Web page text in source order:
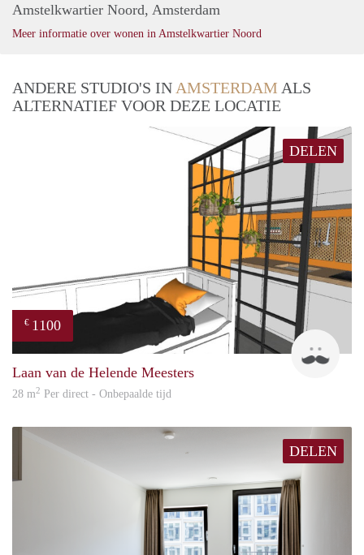
Amstelkwartier Noord, Amsterdam
Meer informatie over wonen in Amstelkwartier Noord
ANDERE STUDIO'S IN AMSTERDAM ALS
ALTERNATIEF VOOR DEZE LOCATIE
DELEN
€ 1100
Laan van de Helende Meesters
28 m2 Per direct - Onbepaalde tijd
DELEN